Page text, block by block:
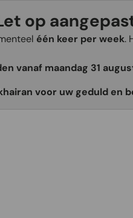
op
één keer per week.
vanaf maandag 31
voor uw geduld en